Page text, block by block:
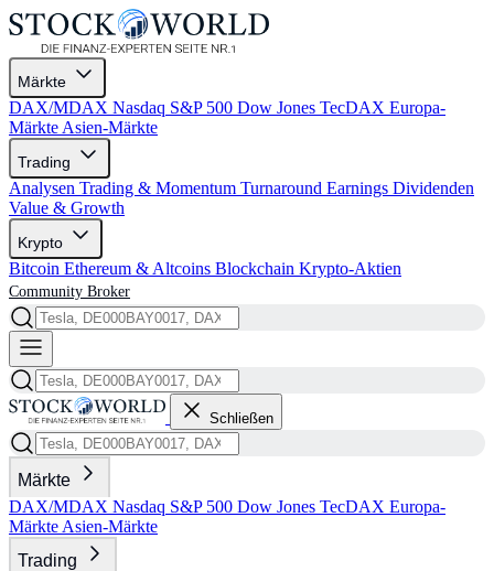
Märkte
DAX/MDAX Nasdaq S&P 500 Dow Jones TecDAX Europa-
Märkte Asien-Märkte
Trading
Analysen Trading & Momentum Turnaround Earnings Dividenden
Value & Growth
Krypto
Bitcoin Ethereum & Altcoins Blockchain Krypto-Aktien
Community Broker
Schließen
Märkte
DAX/MDAX Nasdaq S&P 500 Dow Jones TecDAX Europa-
Märkte Asien-Märkte
Trading